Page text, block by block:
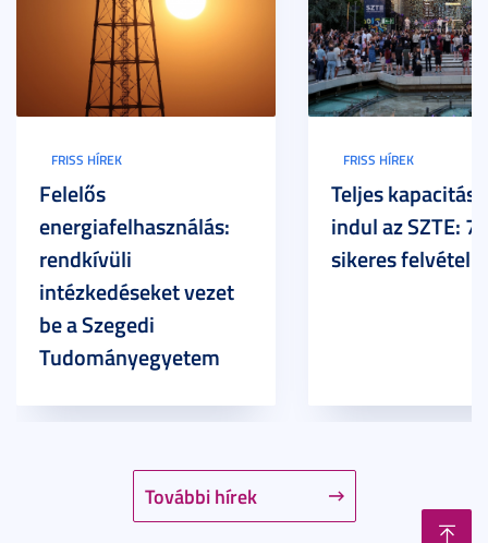
További hírek
FRISS HÍREK
Felelős
energiafelhasználás:
rendkívüli
intézkedéseket vezet
be a Szegedi
Tudományegyetem
FRISS HÍREK
Teljes
indul az SZTE:
sikeres